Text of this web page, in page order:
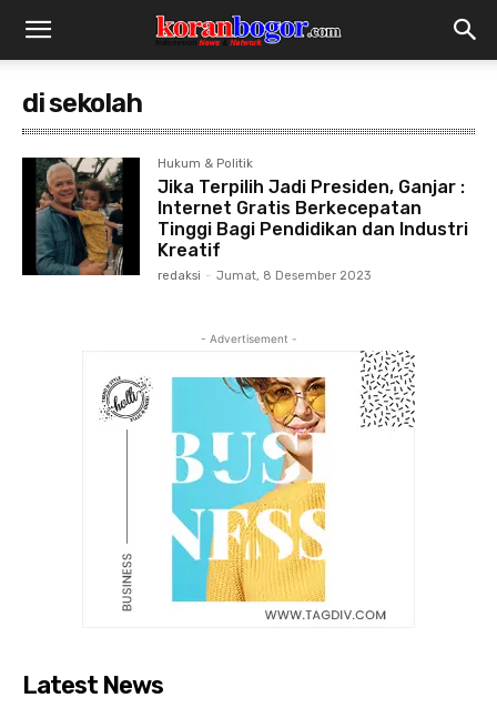
di sekolah
Hukum & Politik
Jika Terpilih Jadi Presiden, Ganjar :
Internet Gratis Berkecepatan
Tinggi Bagi Pendidikan dan Industri
Kreatif
redaksi - Jumat, 8 Desember 2023
- Advertisement -
Latest News